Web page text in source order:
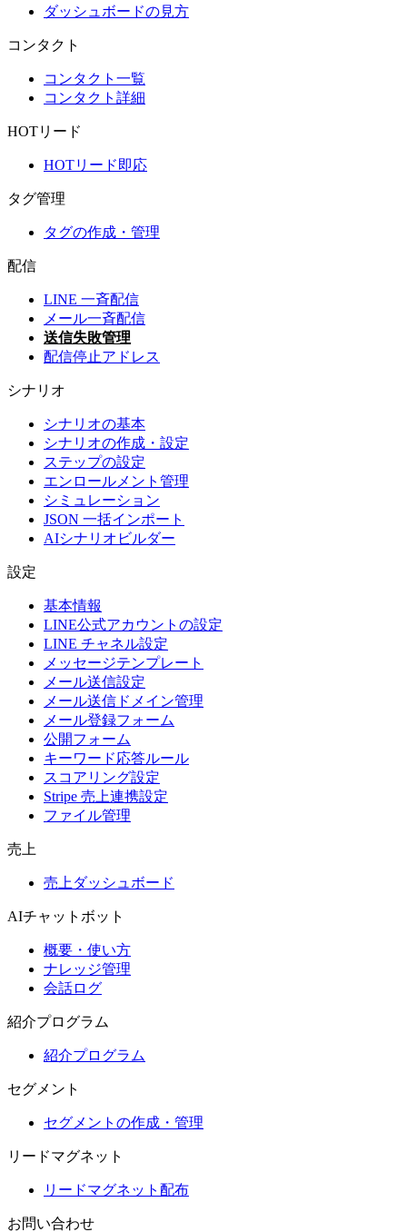
ダッシュボードの見方
コンタクト
コンタクト一覧
コンタクト詳細
HOTリード
HOTリード即応
タグ管理
タグの作成・管理
配信
LINE 一斉配信
メール一斉配信
送信失敗管理
配信停止アドレス
シナリオ
シナリオの基本
シナリオの作成・設定
ステップの設定
エンロールメント管理
シミュレーション
JSON 一括インポート
AIシナリオビルダー
設定
基本情報
LINE公式アカウントの設定
LINE チャネル設定
メッセージテンプレート
メール送信設定
メール送信ドメイン管理
メール登録フォーム
公開フォーム
キーワード応答ルール
スコアリング設定
Stripe 売上連携設定
ファイル管理
売上
売上ダッシュボード
AIチャットボット
概要・使い方
ナレッジ管理
会話ログ
紹介プログラム
紹介プログラム
セグメント
セグメントの作成・管理
リードマグネット
リードマグネット配布
お問い合わせ